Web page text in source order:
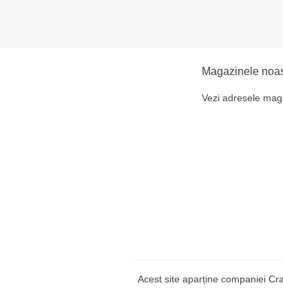
Magazinele
Vezi adresele
Acest site aparține companiei